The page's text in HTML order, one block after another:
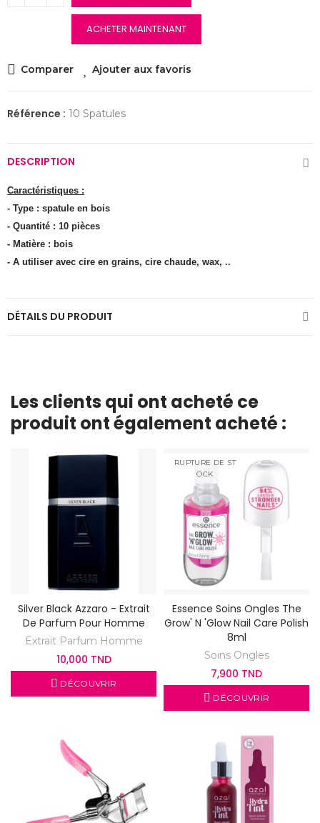
ACHETER MAINTENANT
Comparer Ajouter aux favoris
Référence : 10 Spatules
DESCRIPTION
Caractéristiques :
- Type : spatule en bois
- Quantité : 10 pièces
- Matière : bois
- A utiliser avec cire en grains, cire chaude, wax, ..
DÉTAILS DU PRODUIT
Les clients qui ont acheté ce
produit ont également acheté :
Silver Black Azzaro - Extrait
De Parfum Pour Homme
Extrait Parfum Homme
10,000 TND
DÉCOUVRIR
RUPTURE DE ST
OCK
Essence Soins Ongles The
Grow' N 'Glow Nail Care Polish
8ml
Soins Ongles
7,900 TND
DÉCOUVRIR